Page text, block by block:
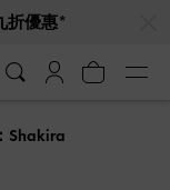
折優惠*
Shakira